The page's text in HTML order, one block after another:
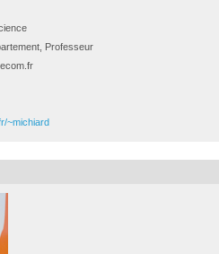
Professeur
~michiard